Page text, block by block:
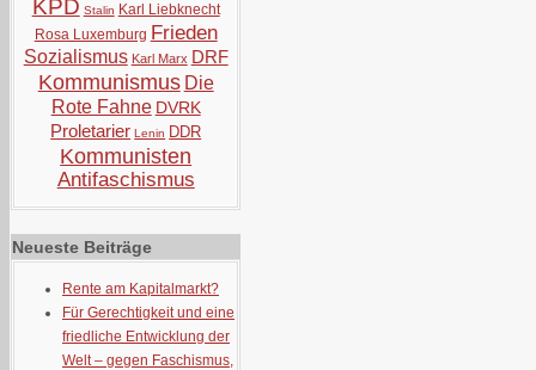
KPD Stalin Karl Liebknecht
Rosa Luxemburg Frieden
Sozialismus Karl Marx DRF
Kommunismus Die
Rote Fahne DVRK
Proletarier Lenin DDR
Kommunisten
Antifaschismus
Neueste Beiträge
Rente am Kapitalmarkt?
Für Gerechtigkeit und eine
friedliche Entwicklung der
Welt – gegen Faschismus,